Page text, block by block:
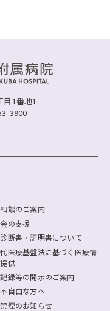
目1番地1
3900
談のご案内
の支援
断書・証明書について
医療基盤法に基づく医療情
供
録等の開示のご案内
自由な方へ
煙のお知らせ